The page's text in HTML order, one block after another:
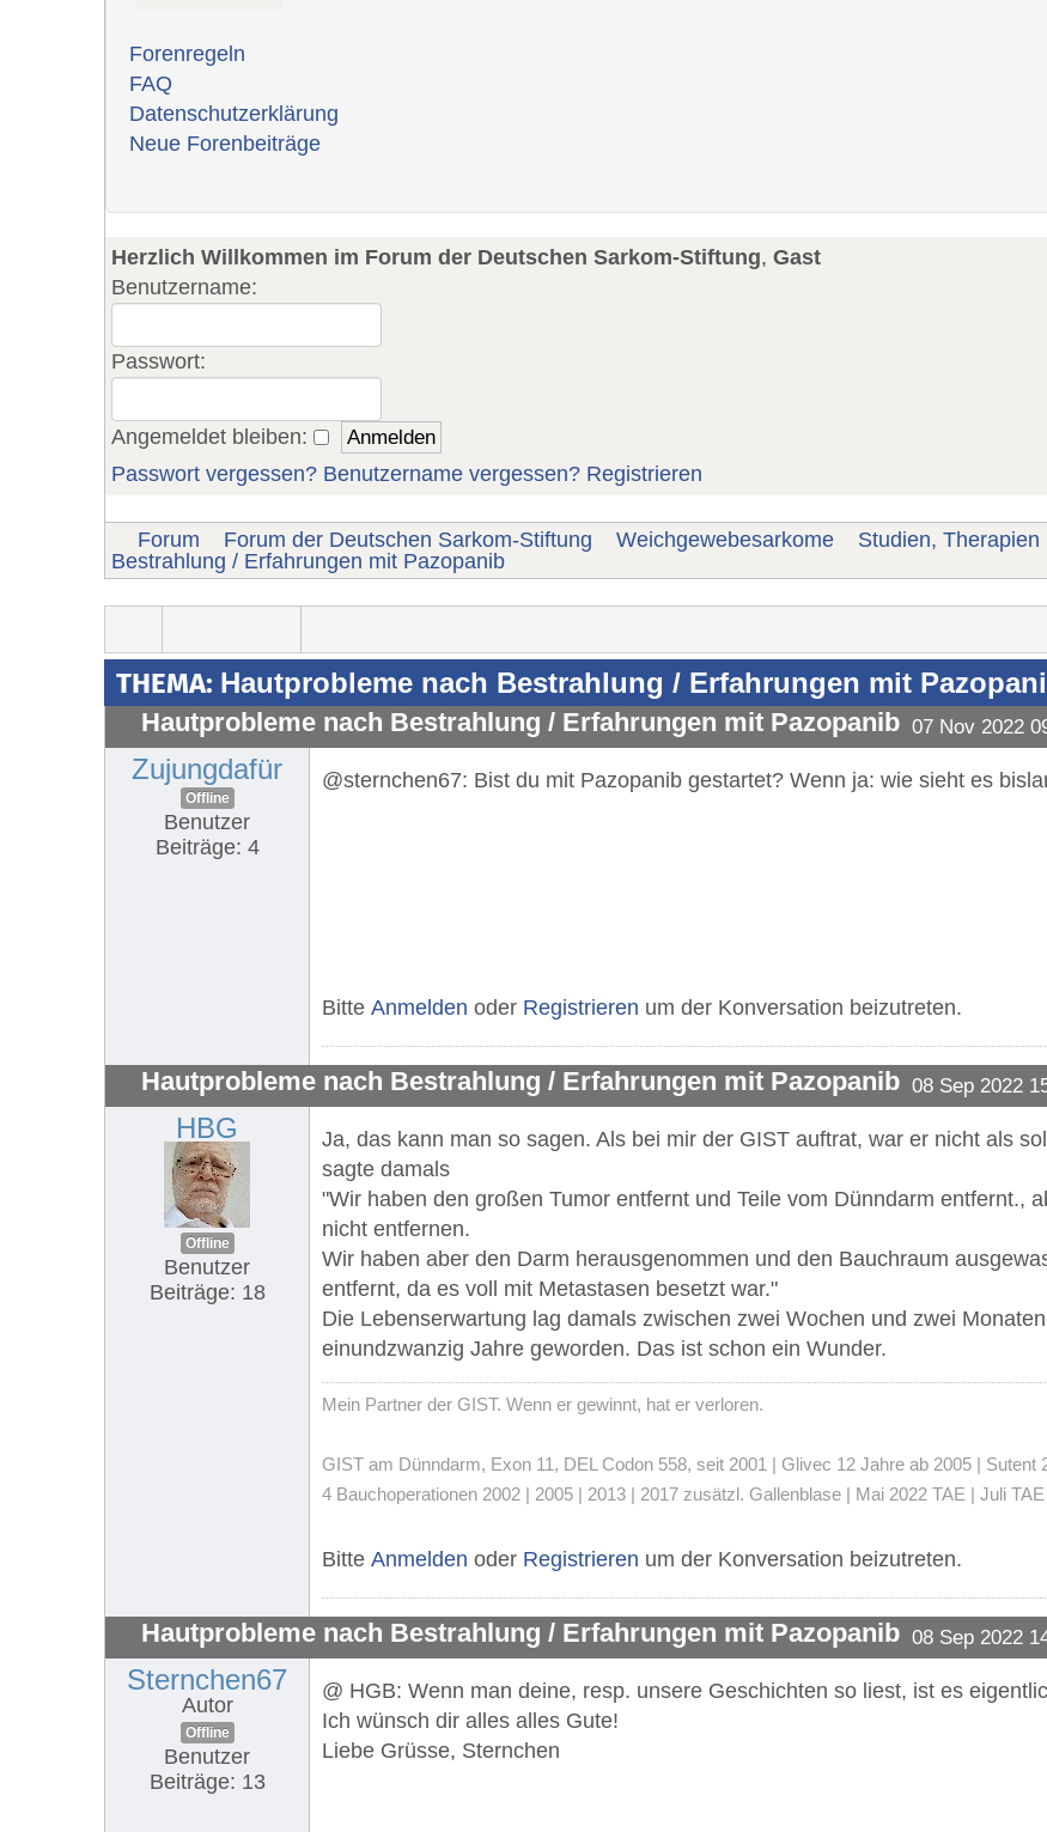
Forenregeln
FAQ
Datenschutzerklärung
Neue Forenbeiträge
Herzlich Willkommen im Forum der Deutschen Sarkom-Stiftung, Gast
Benutzername:
Passwort:
Angemeldet bleiben:
Passwort vergessen? Benutzername vergessen? Registrieren
Forum Forum der Deutschen Sarkom-Stiftung Weichgewebesarkome Studien,
Bestrahlung / Erfahrungen mit Pazopanib
THEMA: Hautprobleme nach Bestrahlung / Erfahrungen mit
Hautprobleme nach Bestrahlung / Erfahrungen mit Pazopanib 07 Nov 2022
Zujungdafür
Offline
Benutzer
Beiträge: 4
@sternchen67: Bist du mit Pazopanib gestartet? Wenn ja: wie sieht es
Bitte Anmelden oder Registrieren um der Konversation beizutreten.
Hautprobleme nach Bestrahlung / Erfahrungen mit Pazopanib 08 Sep 2022
HBG
Offline
Benutzer
Beiträge: 18
Ja, das kann man so sagen. Als bei mir der GIST auftrat, war er nicht als
sagte damals
"Wir haben den großen Tumor entfernt und Teile vom Dünndarm entfernt.,
nicht entfernen.
Wir haben aber den Darm herausgenommen und den Bauchraum
entfernt, da es voll mit Metastasen besetzt war."
Die Lebenserwartung lag damals zwischen zwei Wochen und zwei
einundzwanzig Jahre geworden. Das ist schon ein Wunder.
Mein Partner der GIST. Wenn er gewinnt, hat er verloren.
GIST am Dünndarm, Exon 11, DEL Codon 558, seit 2001 | Glivec 12 Jahre ab 2005 |
4 Bauchoperationen 2002 | 2005 | 2013 | 2017 zusätzl. Gallenblase | Mai 2022 TAE | Juli TAE
Bitte Anmelden oder Registrieren um der Konversation beizutreten.
Hautprobleme nach Bestrahlung / Erfahrungen mit Pazopanib 08 Sep 2022
Sternchen67
Autor
Offline
Benutzer
Beiträge: 13
@ HGB: Wenn man deine, resp. unsere Geschichten so liest, ist es
Ich wünsch dir alles alles Gute!
Liebe Grüsse, Sternchen